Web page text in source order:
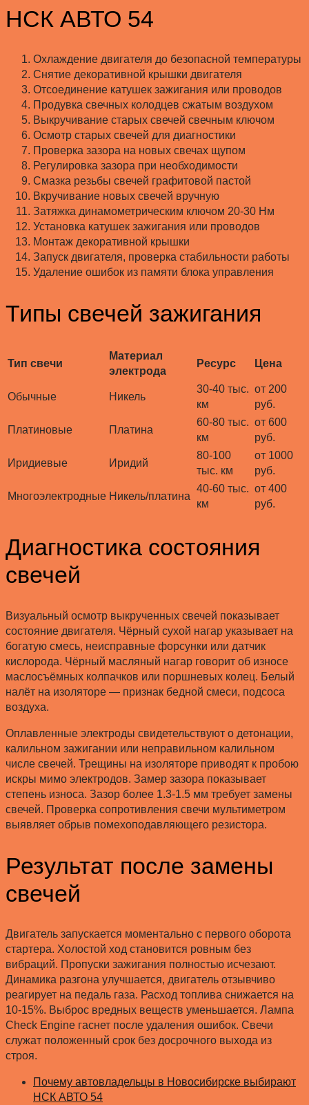
НСК АВТО 54
Охлаждение двигателя до безопасной температуры
Снятие декоративной крышки двигателя
Отсоединение катушек зажигания или проводов
Продувка свечных колодцев сжатым воздухом
Выкручивание старых свечей свечным ключом
Осмотр старых свечей для диагностики
Проверка зазора на новых свечах щупом
Регулировка зазора при необходимости
Смазка резьбы свечей графитовой пастой
Вкручивание новых свечей вручную
Затяжка динамометрическим ключом 20-30 Нм
Установка катушек зажигания или проводов
Монтаж декоративной крышки
Запуск двигателя, проверка стабильности работы
Удаление ошибок из памяти блока управления
Типы свечей зажигания
Тип свечи
Материал
электрода
Ресурс Цена
Обычные Никель
30-40 тыс.
км
от 200
руб.
Платиновые Платина
60-80 тыс.
км
от 600
руб.
Иридиевые Иридий
80-100
тыс. км
от 1000
руб.
Многоэлектродные Никель/платина
40-60 тыс.
км
от 400
руб.
Диагностика состояния
свечей
Визуальный осмотр выкрученных свечей показывает
состояние двигателя. Чёрный сухой нагар указывает на
богатую смесь, неисправные форсунки или датчик
кислорода. Чёрный масляный нагар говорит об износе
маслосъёмных колпачков или поршневых колец. Белый
налёт на изоляторе — признак бедной смеси, подсоса
воздуха.
Оплавленные электроды свидетельствуют о детонации,
калильном зажигании или неправильном калильном
числе свечей. Трещины на изоляторе приводят к пробою
искры мимо электродов. Замер зазора показывает
степень износа. Зазор более 1.3-1.5 мм требует замены
свечей. Проверка сопротивления свечи мультиметром
выявляет обрыв помехоподавляющего резистора.
Результат после замены
свечей
Двигатель запускается моментально с первого оборота
стартера. Холостой ход становится ровным без
вибраций. Пропуски зажигания полностью исчезают.
Динамика разгона улучшается, двигатель отзывчиво
реагирует на педаль газа. Расход топлива снижается на
10-15%. Выброс вредных веществ уменьшается. Лампа
Check Engine гаснет после удаления ошибок. Свечи
служат положенный срок без досрочного выхода из
строя.
Почему автовладельцы в Новосибирске выбирают
НСК АВТО 54